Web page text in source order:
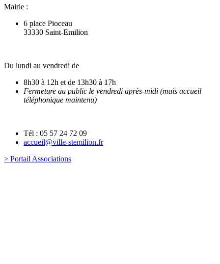
Mairie :
6 place Pioceau
33330 Saint-Emilion
Du lundi au vendredi de
8h30 à 12h et de 13h30 à 17h
Fermeture au public le vendredi après-midi (mais accueil
téléphonique maintenu)
Tél : 05 57 24 72 09
accueil@ville-stemilion.fr
> Portail Associations